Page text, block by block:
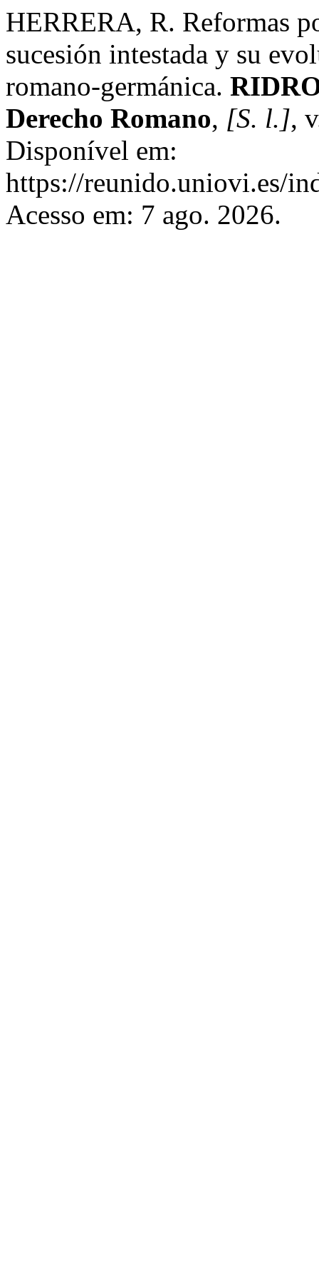
HERRERA, R. Reformas
sucesión intestada y su
romano-germánica.
Derecho Romano, [S. l.],
Disponível em:
https://reunido.uniovi.es/
Acesso em: 7 ago. 2026.